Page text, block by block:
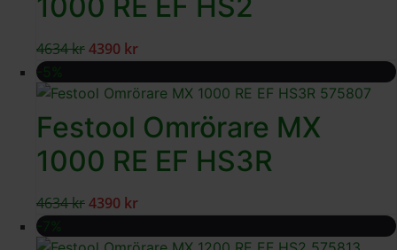
1000 RE EF HS2
4634kr4390 kr
-5%
Festool Omrörare MX
1000 RE EF HS3R
4634kr4390 kr
-7%